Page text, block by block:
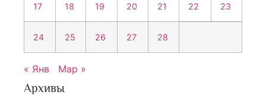
17 18 19 20 21 22 23
24 25 26 27 28
« Янв Мар »
Архивы